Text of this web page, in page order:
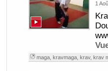
1
maga, kravmaga, krav, krav